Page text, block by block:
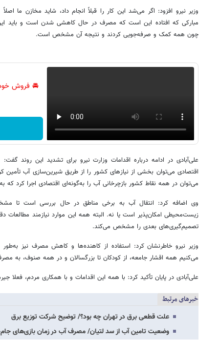
وزیر نیرو افزود: اگر می‌شد این کار را قبلاً انجام داد، شاید مخازن ما
مبارکی که افتاده این است که مصرف در حال کاهشی شدن است و باید
چون همه کمک و صرفه‌جویی کردند و نتیجه آن مشخص است.
🚘 فروش
علی‌آبادی در ادامه درباره اقدامات وزارت نیرو برای تشدید این روند
اقتصادی می‌توان بخشی از نیازهای کشور را از طریق شیرین‌سازی آب تأمین
می‌توان در همه نقاط کشور بازچرخانی آب را به‌گونه‌ای اقتصادی اجرا کرد که
وی اضافه کرد: انتقال آب به برخی مناطق در حال بررسی‌ است تا
زیست‌محیطی امکان‌پذیر است یا نه. البته همه این موارد نیازمند
تصمیم‌گیری‌های بعدی را مشخص می‌کند.
وزیر نیرو خاطرنشان کرد: استفاده از کاهنده‌ها و کاهش مصرف نیز
می‌کنیم همه اقشار جامعه، از کودکان تا بزرگسالان و در همه صنوف، به
علی‌آبادی در پایان تأکید کرد: با همه این اقدامات و با همکاری مردم، فعلا
خبرهای مرتبط
علت قطعی برق در تهران چه بود؟/ توضیح شرکت توزیع برق
وضعیت تامین آب از سد لتیان/ مصرف آب در زمان بازی‌های